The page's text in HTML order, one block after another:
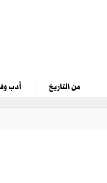
من التاريخ أدب